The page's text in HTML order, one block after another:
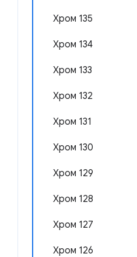
Хром 135
Хром 134
Хром 133
Хром 132
Хром 131
Хром 130
Хром 129
Хром 128
Хром 127
Хром 126